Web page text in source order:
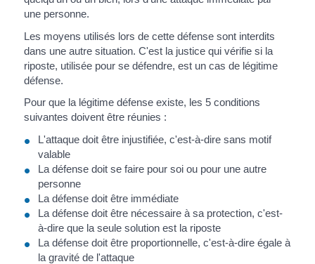
une personne.
Les moyens utilisés lors de cette défense sont interdits
dans une autre situation. C'est la justice qui vérifie si la
riposte, utilisée pour se défendre, est un cas de légitime
défense.
Pour que la légitime défense existe, les 5 conditions
suivantes doivent être réunies :
L'attaque doit être injustifiée, c'est-à-dire sans motif
valable
La défense doit se faire pour soi ou pour une autre
personne
La défense doit être immédiate
La défense doit être nécessaire à sa protection, c'est-
à-dire que la seule solution est la riposte
La défense doit être proportionnelle, c'est-à-dire égale à
la gravité de l'attaque